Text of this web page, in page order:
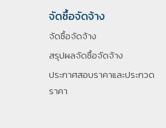
จัดซื้อจัดจ้าง
จัดซื้อจัดจ้าง
สรุปผลจัดซื้อจัดจ้าง
ประกาศสอบราคาและประกวด
ราคา